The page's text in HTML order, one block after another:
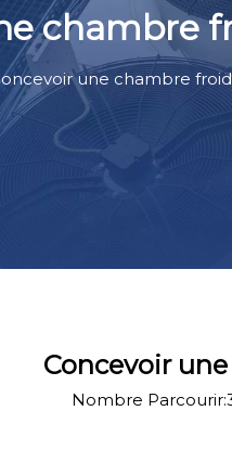
chambre
une chambre
Concevoir
Nombre Parcourir: